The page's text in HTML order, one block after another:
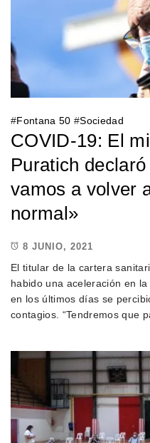
#Fontana 50 #Sociedad
COVID-19: El
Puratich
vamos a volver
normal»
8 JUNIO, 2021
El titular de la cartera
habido una aceleración en
en los últimos días se
contagios. “Tendremos que